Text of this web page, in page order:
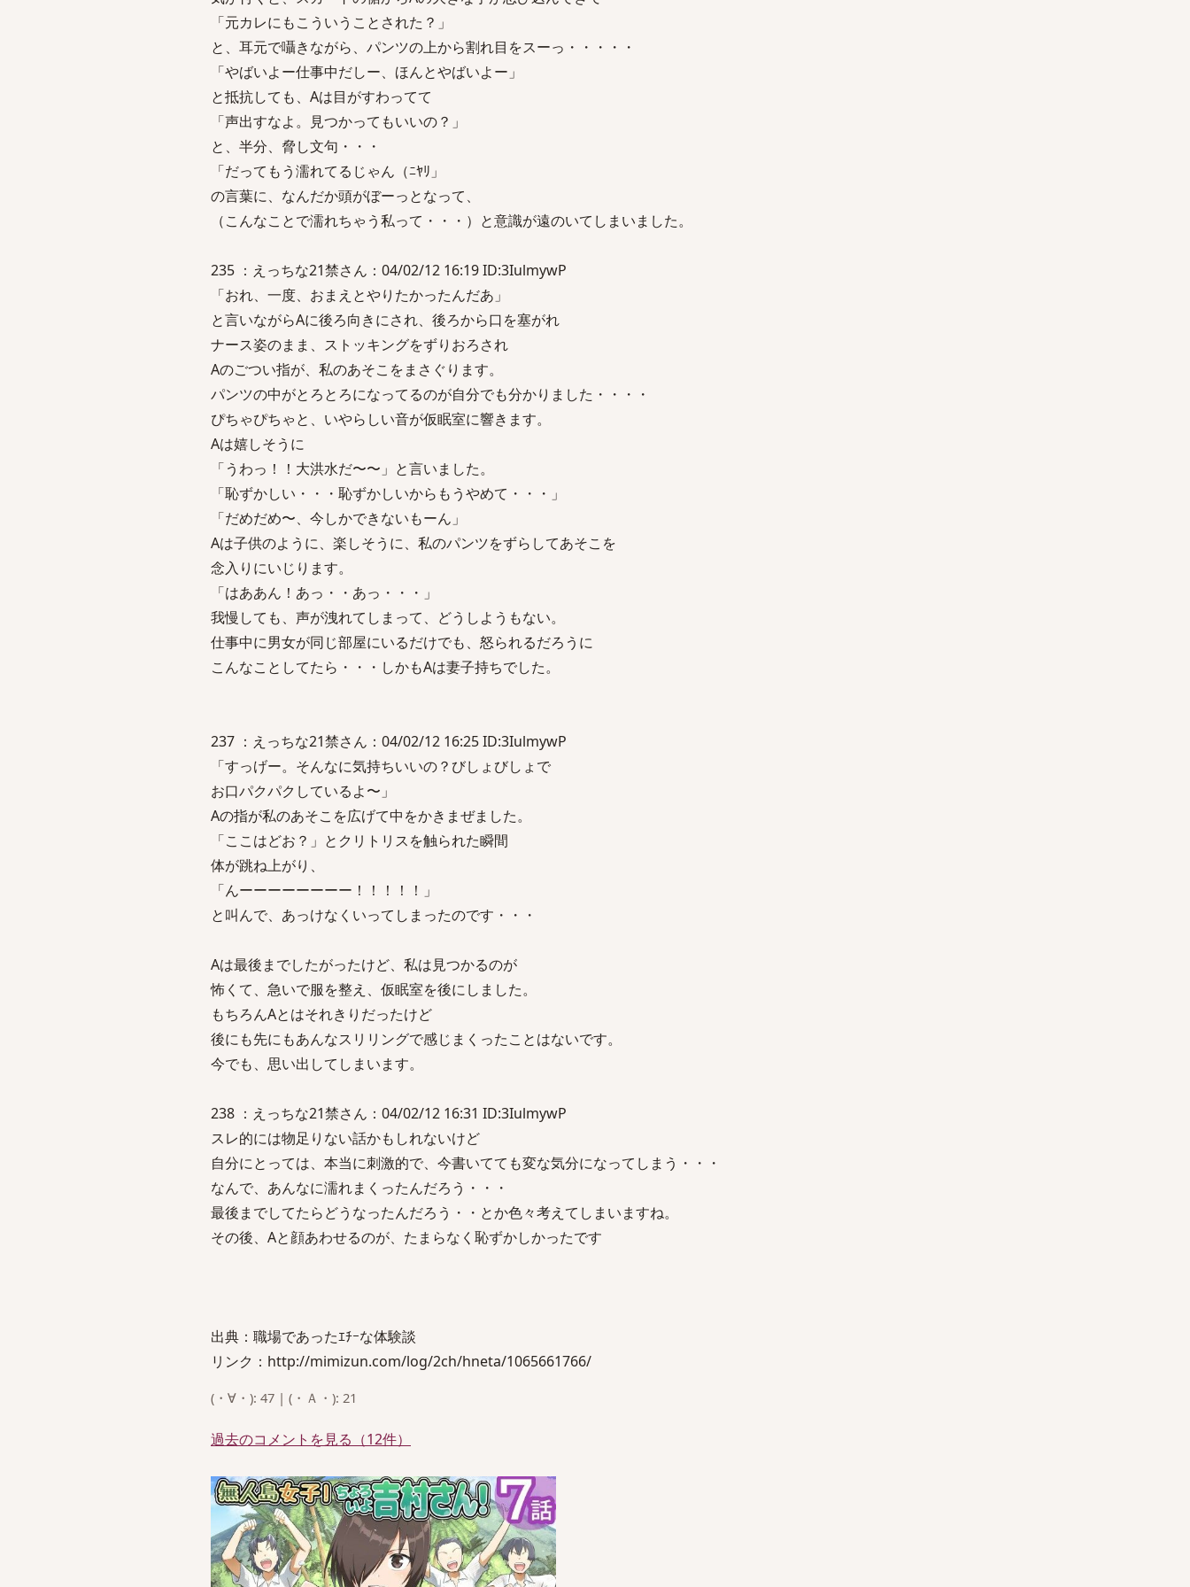
「元カレにもこういうことされた？」
と、耳元で囁きながら、パンツの上から割れ目をスーっ・・・・・
「やばいよー仕事中だしー、ほんとやばいよー」
と抵抗しても、Aは目がすわってて
「声出すなよ。見つかってもいいの？」
と、半分、脅し文句・・・
「だってもう濡れてるじゃん（ﾆﾔﾘ」
の言葉に、なんだか頭がぼーっとなって、
（こんなことで濡れちゃう私って・・・）と意識が遠のいてしまいました。
235 ：えっちな21禁さん：04/02/12 16:19 ID:3IulmywP
「おれ、一度、おまえとやりたかったんだあ」
と言いながらAに後ろ向きにされ、後ろから口を塞がれ
ナース姿のまま、ストッキングをずりおろされ
Aのごつい指が、私のあそこをまさぐります。
パンツの中がとろとろになってるのが自分でも分かりました・・・・
ぴちゃぴちゃと、いやらしい音が仮眠室に響きます。
Aは嬉しそうに
「うわっ！！大洪水だ〜〜」と言いました。
「恥ずかしい・・・恥ずかしいからもうやめて・・・」
「だめだめ〜、今しかできないもーん」
Aは子供のように、楽しそうに、私のパンツをずらしてあそこを
念入りにいじります。
「はああん！あっ・・あっ・・・」
我慢しても、声が洩れてしまって、どうしようもない。
仕事中に男女が同じ部屋にいるだけでも、怒られるだろうに
こんなことしてたら・・・しかもAは妻子持ちでした。
237 ：えっちな21禁さん：04/02/12 16:25 ID:3IulmywP
「すっげー。そんなに気持ちいいの？びしょびしょで
お口パクパクしているよ〜」
Aの指が私のあそこを広げて中をかきまぜました。
「ここはどお？」とクリトリスを触られた瞬間
体が跳ね上がり、
「んーーーーーーーー！！！！！」
と叫んで、あっけなくいってしまったのです・・・
Aは最後までしたがったけど、私は見つかるのが
怖くて、急いで服を整え、仮眠室を後にしました。
もちろんAとはそれきりだったけど
後にも先にもあんなスリリングで感じまくったことはないです。
今でも、思い出してしまいます。
238 ：えっちな21禁さん：04/02/12 16:31 ID:3IulmywP
スレ的には物足りない話かもしれないけど
自分にとっては、本当に刺激的で、今書いてても変な気分になってしまう・・・
なんで、あんなに濡れまくったんだろう・・・
最後までしてたらどうなったんだろう・・とか色々考えてしまいますね。
その後、Aと顔あわせるのが、たまらなく恥ずかしかったです
出典：職場であったｴﾁｰな体験談
リンク：http://mimizun.com/log/2ch/hneta/1065661766/
(・∀・): 47 | (・Ａ・): 21
過去のコメントを見る（12件）